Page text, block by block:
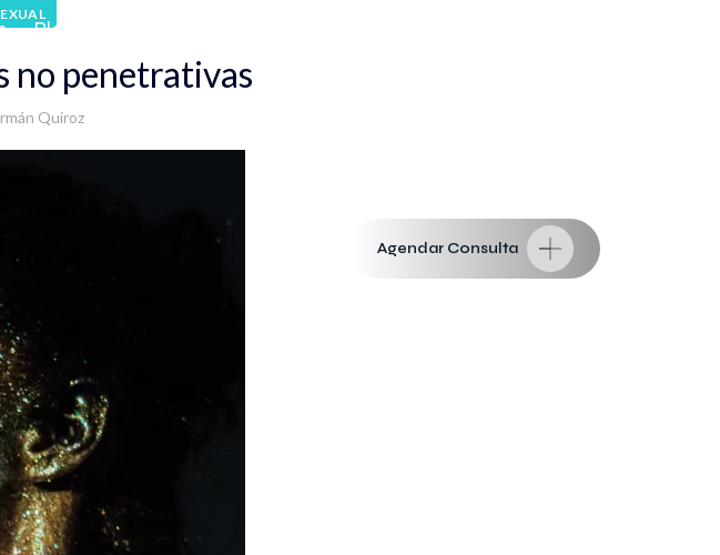
Blog
Agendar Consulta
no penetrativas
Quiroz